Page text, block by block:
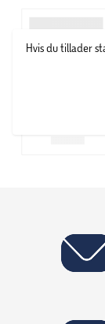
Hvis du tillader